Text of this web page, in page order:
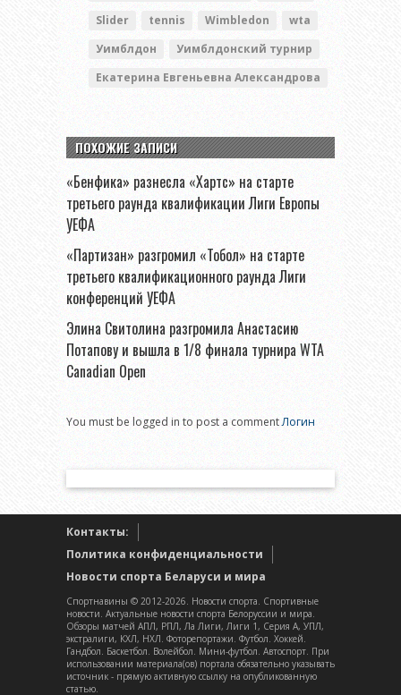
Slider
tennis Wimbledon
wta
Уимблдон
Уимблдонский турнир
Екатерина Евгеньевна Александрова
ПОХОЖИЕ ЗАПИСИ
«Бенфика» разнесла «Хартс» на старте
третьего раунда квалификации Лиги Европы
УЕФА
«Партизан» разгромил «Тобол» на старте
третьего квалификационного раунда Лиги
конференций УЕФА
Элина Свитолина разгромила Анастасию
Потапову и вышла в 1/8 финала турнира WTA
Canadian Open
You must be logged in to post a commentЛогин
Контакты:
Политика конфиденциальности
Новости спорта Беларуси и мира
Спортнавины © 2012-2026. Новости спорта. Спортивные
новости. Актуальные новости спорта Белоруссии и мира.
Обзоры матчей АПЛ, РПЛ, Ла Лиги, Лиги 1, Серия А, УПЛ,
экстралиги, КХЛ, НХЛ. Фоторепортажи. Футбол. Хоккей.
Гандбол. Баскетбол. Волейбол. Мини-футбол. Автоспорт. При
использовании материала(ов) портала обязательно указывать
источник - прямую активную ссылку на опубликованную
статью.